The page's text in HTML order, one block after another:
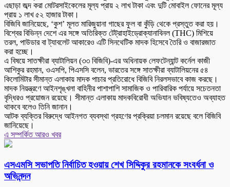
এছাড়া জব্দ করা মোটরসাইকেলের মূল্য প্রায় ২ লাখ টাকা এবং দুটি মোবাইল ফোনের মূল্য
প্রায় ১ লাখ ৫২ হাজার টাকা।
বিজিবি জানিয়েছে, ‘কুশ’ মূলত মারিজুয়ানা গাছের ফুল বা কুঁড়ি থেকে প্রস্তুত করা হয়।
বিশ্বের বিভিন্ন দেশে এর সঙ্গে অতিরিক্ত টেট্রাহাইড্রোক্যানাবিনল (THC) মিশিয়ে
তরল, পাউডার বা ট্যাবলেট আকারেও এটি সিনথেটিক মাদক হিসেবে তৈরি ও বাজারজাত
করা হচ্ছে।
এ বিষয়ে সাতক্ষীরা ব্যাটালিয়ন (৩৩ বিজিবি)-এর অধিনায়ক লেফটেন্যান্ট কর্নেল কাজী
আশিকুর রহমান, ওএসপি, পিএসসি বলেন, ভারতের সঙ্গে সাতক্ষীরা ব্যাটালিয়নের ৫৪
কিলোমিটার সীমান্ত এলাকায় মাদক পাচার প্রতিরোধে বিজিবি নিরলসভাবে কাজ করছে।
মাদক নিয়ন্ত্রণে আইনশৃঙ্খলা বাহিনীর পাশাপাশি সামাজিক ও পারিবারিক পর্যায়ে সচেতনতা
বৃদ্ধিরও প্রয়োজন রয়েছে। সীমান্ত এলাকায় মাদকবিরোধী অভিযান ভবিষ্যতেও অব্যাহত
থাকবে বলেও তিনি জানান।
আটক ব্যক্তির বিরুদ্ধে আইনগত ব্যবস্থা গ্রহণের প্রক্রিয়া চলমান রয়েছে বলে বিজিবি
জানিয়েছে।
এ সম্পর্কিত আরও খবর
এসএমসি সভাপতি নির্বাচিত হওয়ায় শেখ সিদ্দিকুর রহমানকে সংবর্ধনা ও
অভিনন্দন